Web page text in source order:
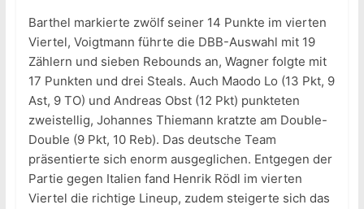
Barthel markierte zwölf seiner 14 Punkte im vierten
Viertel, Voigtmann führte die DBB-Auswahl mit 19
Zählern und sieben Rebounds an, Wagner folgte mit
17 Punkten und drei Steals. Auch Maodo Lo (13 Pkt, 9
Ast, 9 TO) und Andreas Obst (12 Pkt) punkteten
zweistellig, Johannes Thiemann kratzte am Double-
Double (9 Pkt, 10 Reb). Das deutsche Team
präsentierte sich enorm ausgeglichen. Entgegen der
Partie gegen Italien fand Henrik Rödl im vierten
Viertel die richtige Lineup, zudem steigerte sich das